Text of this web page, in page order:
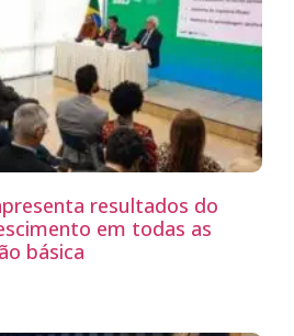
resultados do
em todas as
básica